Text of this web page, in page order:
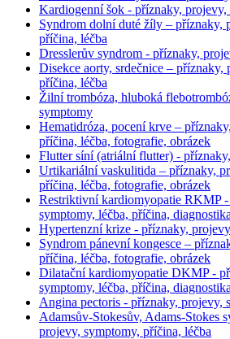
Kardiogenní šok - příznaky, projevy,
Syndrom dolní duté žíly – příznaky,
příčina, léčba
Dresslerův syndrom - příznaky,
Disekce aorty, srdečnice – příznaky,
příčina, léčba
Žilní trombóza, hluboká
symptomy
Hematidróza, pocení krve –
příčina, léčba, fotografie, obrázek
Flutter síní (atriální flutter) -
Urtikariální vaskulitida – příznaky,
příčina, léčba, fotografie, obrázek
Restriktivní kardiomyopatie RKMP
symptomy, léčba, příčina,
Hypertenzní krize - příznaky, projevy
Syndrom pánevní kongesce –
příčina, léčba, fotografie, obrázek
Dilatační kardiomyopatie DKMP -
symptomy, léčba, příčina,
Angina pectoris - příznaky, projevy,
Adamsův-Stokesův, Adams-Stokes
projevy, symptomy, příčina, léčba